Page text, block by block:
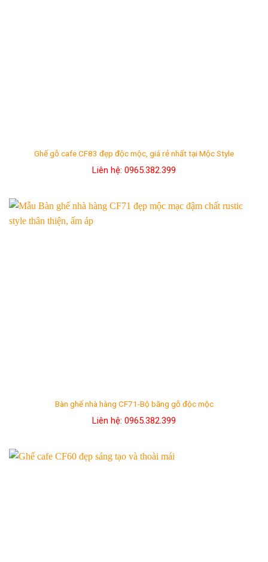
Ghế gỗ cafe CF83 đẹp độc mộc, giá rẻ nhất tại Mộc Style
Liên hệ: 0965.382.399
Bàn ghế nhà hàng CF71-Bộ băng gỗ độc mộc
Liên hệ: 0965.382.399